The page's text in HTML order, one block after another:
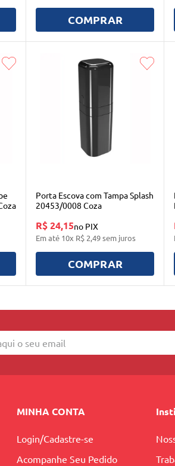
COMPRAR
Porta Escova com Tampa Splash
20453/0008 Coza
R$ 24,15no PIX
Em até 10x R$ 2,49sem juros
COMPRAR
MINHA CONTA
Login/Cadastre-se
Acompanhe Seu Pedido